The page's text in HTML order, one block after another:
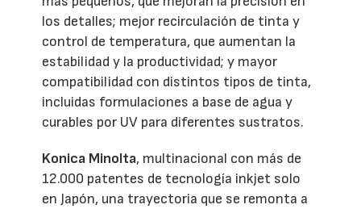
los detalles; mejor recirculación de tinta y
control de temperatura, que aumentan la
estabilidad y la productividad; y mayor
compatibilidad con distintos tipos de tinta,
incluidas formulaciones a base de agua y
curables por UV para diferentes sustratos.
Konica Minolta, multinacional con más de
12.000 patentes de tecnología inkjet solo
en Japón, una trayectoria que se remonta a